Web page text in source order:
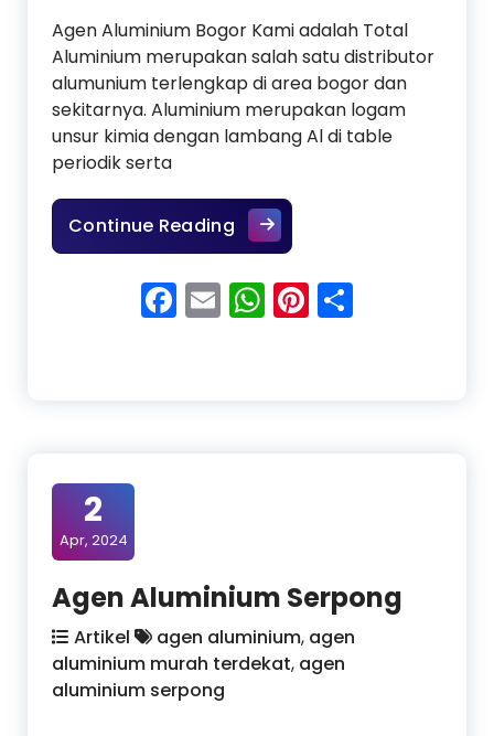
Agen Aluminium Bogor Kami adalah Total
Aluminium merupakan salah satu distributor
alumunium terlengkap di area bogor dan
sekitarnya. Aluminium merupakan logam
unsur kimia dengan lambang Al di table
periodik serta
Continue ReadingAgen Aluminium Bogor
Facebook
EmailWhatsApp
Pinterest
2
Apr, 2024
Agen Aluminium Serpong
Artikel agen aluminium, agen
aluminium murah terdekat, agen
aluminium serpong